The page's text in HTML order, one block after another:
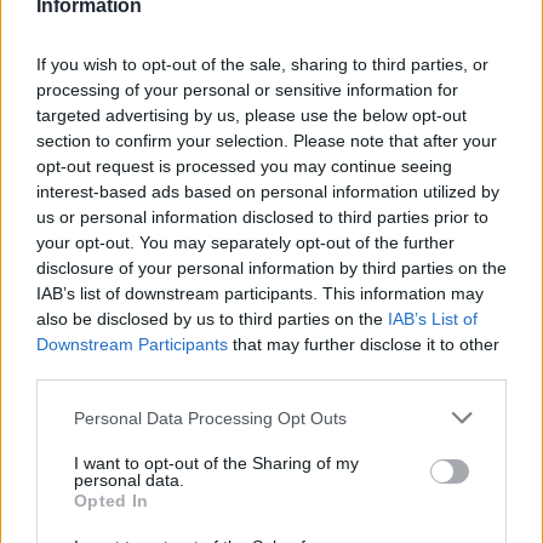
Information
If you wish to opt-out of the sale, sharing to third parties, or
processing of your personal or sensitive information for
targeted advertising by us, please use the below opt-out
section to confirm your selection. Please note that after your
opt-out request is processed you may continue seeing
interest-based ads based on personal information utilized by
us or personal information disclosed to third parties prior to
your opt-out. You may separately opt-out of the further
disclosure of your personal information by third parties on the
IAB’s list of downstream participants. This information may
also be disclosed by us to third parties on the IAB’s List of
Downstream Participants that may further disclose it to other
Please note that this website/app uses one or more Google
not limited to your visit or usage behaviour. You may click to
grant or deny consent to Google and its third-party tags to
use your data for below specified purposes in below Google
Personal Data Processing Opt Outs
I want to opt-out of the Sharing of my
personal data.
Opted In
καθεστώς αυστηρής προστασίας για σημαντικούς
ορεινούς όγκους με στόχο να παραδοθούν
παραδοθούν τα αδιατάραχτα τοπία/βουνά στις
επόμενες γενιές.